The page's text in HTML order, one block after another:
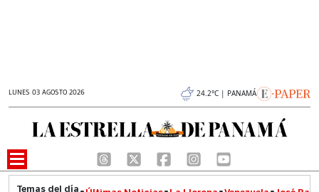
LUNES 03 AGOSTO 2026 24.2°C | PANAMÁ